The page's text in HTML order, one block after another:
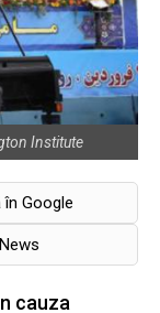
Institute
Google
cauza